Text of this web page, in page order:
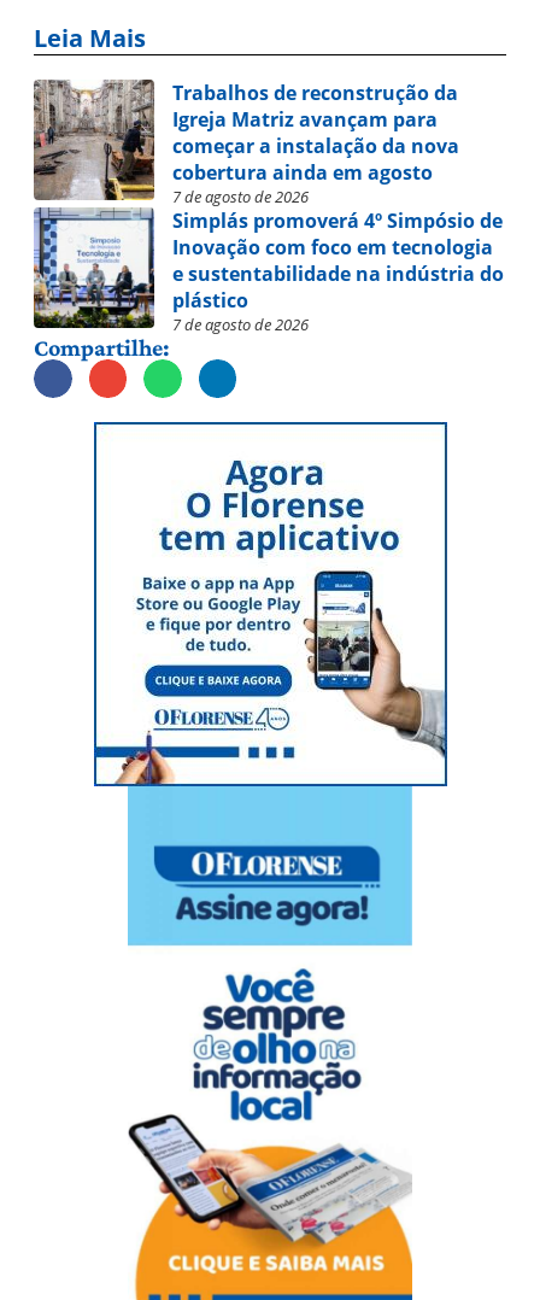
Leia Mais
Trabalhos de reconstrução da
Igreja Matriz avançam para
começar a instalação da nova
cobertura ainda em agosto
7 de agosto de 2026
Simplás promoverá 4º Simpósio de
Inovação com foco em tecnologia
e sustentabilidade na indústria do
plástico
7 de agosto de 2026
Compartilhe: